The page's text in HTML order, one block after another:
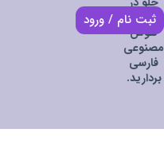
دنیای
هوش
مصنوعی
فارسی
بردارید.
ثبت نام / ورود